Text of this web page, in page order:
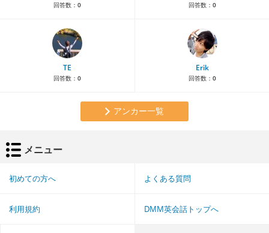
回答数： 0 回答数： 0
TE
回答数： 0
Erik
回答数： 0
アンカー一覧
メニュー
初めての方へ よくある質問
利用規約 DMM英会話トップへ